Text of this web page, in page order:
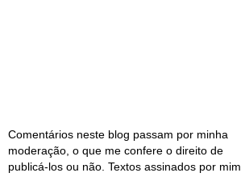
Comentários neste blog passam por minha
moderação, o que me confere o direito de
publicá-los ou não. Textos assinados por mim